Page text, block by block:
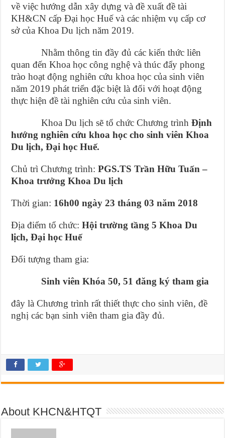
về việc hướng dẫn xây dựng và đề xuất đề tài
KH&CN cấp Đại học Huế và các nhiệm vụ cấp cơ
sở của Khoa Du lịch năm 2019.
Nhằm thông tin đầy đủ các kiến thức liên
quan đến Khoa học công nghệ và thúc đẩy phong
trào hoạt động nghiên cứu khoa học của sinh viên
năm 2019 phát triển đặc biệt là đối với hoạt động
thực hiện đề tài nghiên cứu của sinh viên.
Khoa Du lịch sẽ tổ chức Chương trình Định
hướng nghiên cứu khoa học cho sinh viên Khoa
Du lịch, Đại học Huế.
Chủ trì Chương trình:PGS.TS Trần Hữu Tuấn –
Khoa trưởng Khoa Du lịch
Thời gian: 16h00 ngày 23 tháng 03 năm 2018
Địa điểm tổ chức:Hội trường tầng 5 Khoa Du
lịch, Đại học Huế
Đối tượng tham gia:
Sinh viên Khóa 50, 51 đăng ký tham gia
đây là Chương trình rất thiết thực cho sinh viên, đề
nghị các bạn sinh viên tham gia đầy đủ.
About KHCN&HTQT